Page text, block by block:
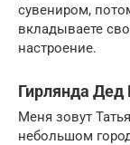
сувениром,
вкладываете
настроение.
Гирлянда Дед
Меня зовут
небольшом